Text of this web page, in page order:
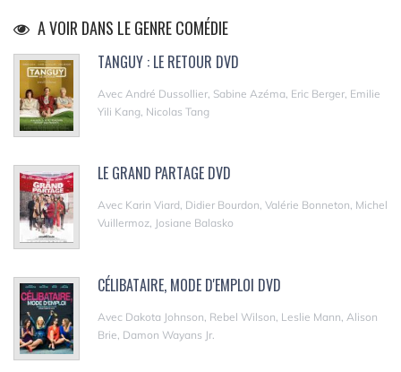
A VOIR DANS LE GENRE COMÉDIE
TANGUY : LE RETOUR DVD
Avec André Dussollier, Sabine Azéma, Eric Berger, Emilie
Yili Kang, Nicolas Tang
LE GRAND PARTAGE DVD
Avec Karin Viard, Didier Bourdon, Valérie Bonneton, Michel
Vuillermoz, Josiane Balasko
CÉLIBATAIRE, MODE D'EMPLOI DVD
Avec Dakota Johnson, Rebel Wilson, Leslie Mann, Alison
Brie, Damon Wayans Jr.